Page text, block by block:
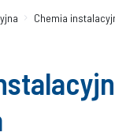
Chemia